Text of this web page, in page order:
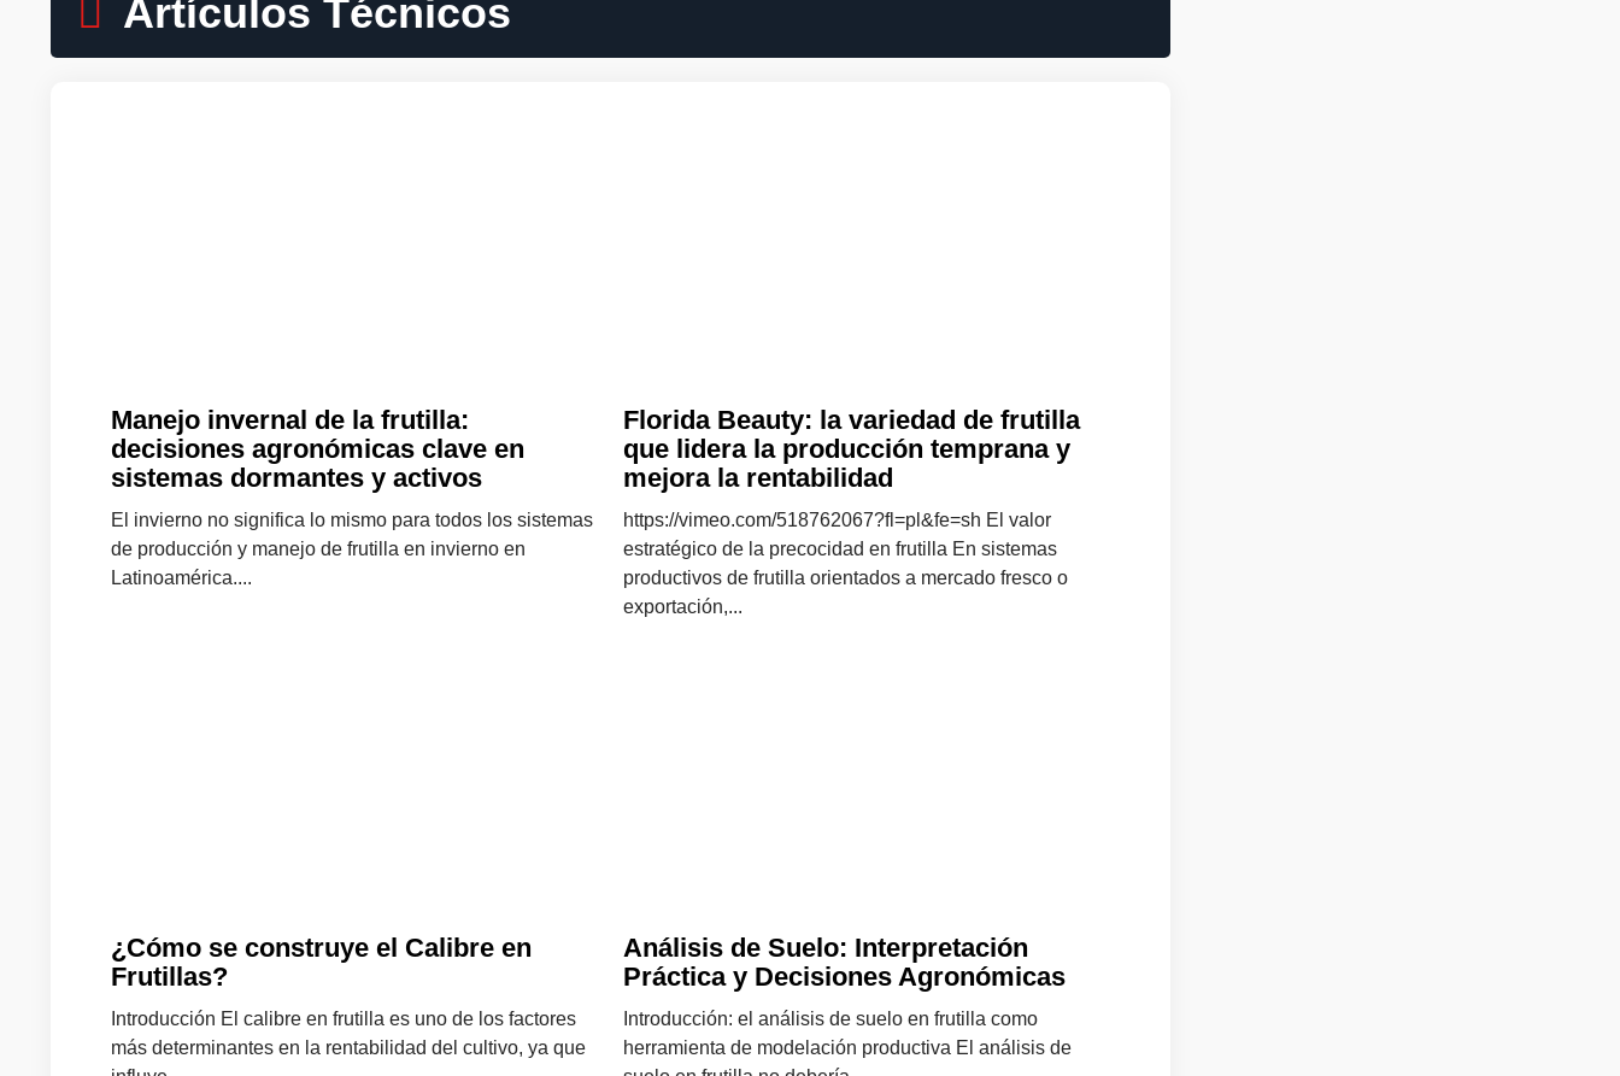
Artículos Técnicos
Manejo invernal de la frutilla:
decisiones agronómicas clave en
sistemas dormantes y activos
El invierno no significa lo mismo para todos los sistemas
de producción y manejo de frutilla en invierno en
Latinoamérica....
Florida Beauty: la variedad de frutilla
que lidera la producción temprana y
mejora la rentabilidad
https://vimeo.com/518762067?fl=pl&fe=sh El valor
estratégico de la precocidad en frutilla En sistemas
productivos de frutilla orientados a mercado fresco o
exportación,...
¿Cómo se construye el Calibre en
Frutillas?
Introducción El calibre en frutilla es uno de los factores
más determinantes en la rentabilidad del cultivo, ya que
Análisis de Suelo: Interpretación
Práctica y Decisiones Agronómicas
Introducción: el análisis de suelo en frutilla como
herramienta de modelación productiva El análisis de